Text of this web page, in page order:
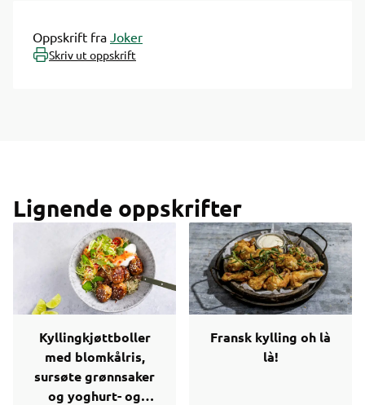
Oppskrift fra Joker
Skriv ut oppskrift
Lignende oppskrifter
Kyllingkjøttboller
med blomkålris,
sursøte grønnsaker
og yoghurt- og
Fransk kylling oh là
là!